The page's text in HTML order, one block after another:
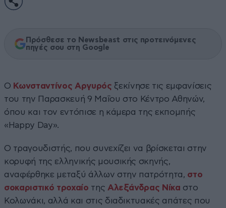
Πρόσθεσε το Newsbeast στις προτεινόμενες
πηγές σου στη Google
Ο Κωνσταντίνος Αργυρός ξεκίνησε τις εμφανίσεις
του την Παρασκευή 9 Μαΐου στο Κέντρο Αθηνών,
όπου και τον εντόπισε η κάμερα της εκπομπής
«Happy Day».
Ο τραγουδιστής, που συνεχίζει να βρίσκεται στην
κορυφή της ελληνικής μουσικής σκηνής,
αναφέρθηκε μεταξύ άλλων στην πατρότητα, στο
σοκαριστικό τροχαίο της Αλεξάνδρας Νίκα στο
Κολωνάκι, αλλά και στις διαδικτυακές απάτες που